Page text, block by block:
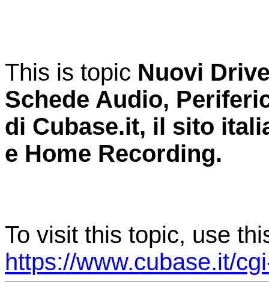
This is topic Nuovi
Schede Audio,
di Cubase.it, il sito
e Home Recording.
To visit this topic, use
https://www.cubase.it/